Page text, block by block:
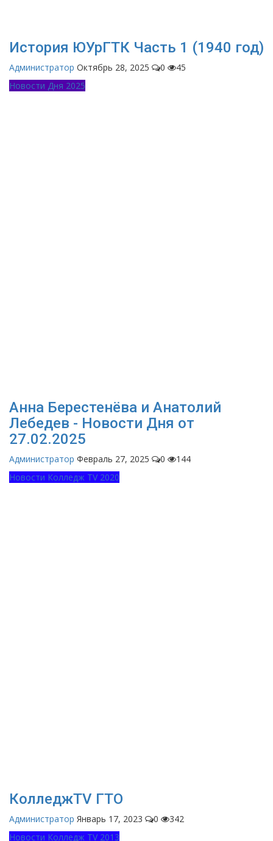
История ЮУрГТК Часть 1 (1940 год)
Администратор Октябрь 28, 2025 0
45
Новости Дня 2025
Анна Берестенёва и Анатолий
Лебедев - Новости Дня от
27.02.2025
Администратор Февраль 27, 2025 0
144
Новости Колледж TV 2020
КолледжTV ГТО
Администратор Январь 17, 2023 0
342
Новости Колледж TV 2013